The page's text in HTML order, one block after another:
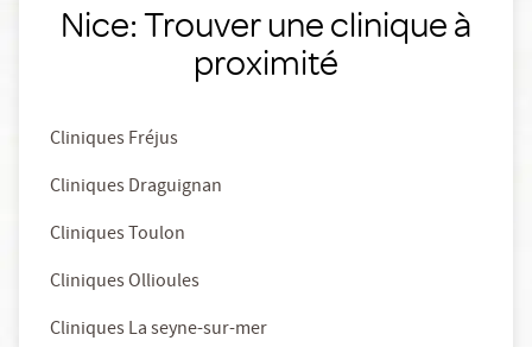
Nice: Trouver une clinique à
proximité
Cliniques Fréjus
Cliniques Draguignan
Cliniques Toulon
Cliniques Ollioules
Cliniques La seyne-sur-mer